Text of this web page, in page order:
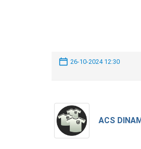
26-10-2024 12:30